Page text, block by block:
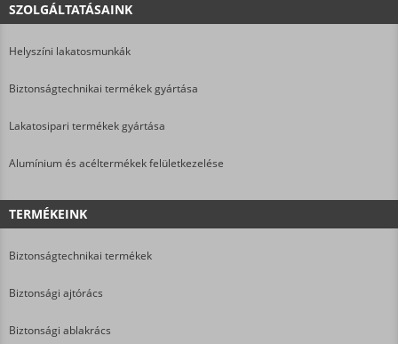
SZOLGÁLTATÁSAINK
Helyszíni lakatosmunkák
Biztonságtechnikai termékek gyártása
Lakatosipari termékek gyártása
Alumínium és acéltermékek felületkezelése
TERMÉKEINK
Biztonságtechnikai termékek
Biztonsági ajtórács
Biztonsági ablakrács